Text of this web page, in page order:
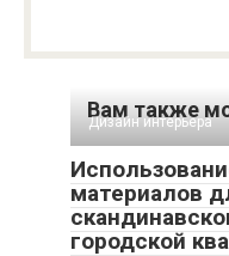
Вам также
Дизайн интерьера
материалов
городской